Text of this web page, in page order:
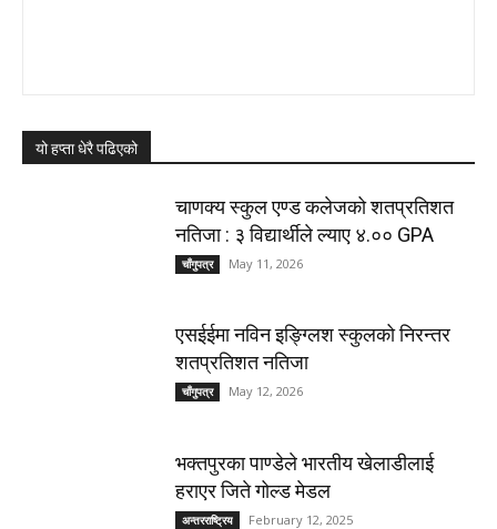
यो हप्ता धेरै पढिएको
चाणक्य स्कुल एण्ड कलेजको शतप्रतिशत
नतिजा : ३ विद्यार्थीले ल्याए ४.०० GPA
चाँगुपत्र May 11, 2026
एसईईमा नविन इङ्ग्लिश स्कुलको निरन्तर
शतप्रतिशत नतिजा
चाँगुपत्र May 12, 2026
भक्तपुरका पाण्डेले भारतीय खेलाडीलाई
हराएर जिते गोल्ड मेडल
अन्तरराष्ट्रिय February 12, 2025